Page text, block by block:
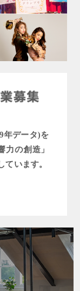
年データ)を
力の創造」
います。